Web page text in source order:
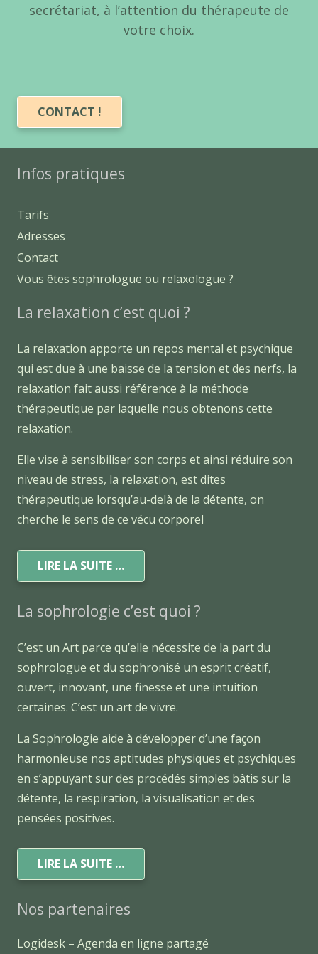
secrétariat, à l’attention du thérapeute de
votre choix.
CONTACT !
Infos pratiques
Tarifs
Adresses
Contact
Vous êtes sophrologue ou relaxologue ?
La relaxation c’est quoi ?
La relaxation apporte un repos mental et psychique
qui est due à une baisse de la tension et des nerfs, la
relaxation fait aussi référence à la méthode
thérapeutique par laquelle nous obtenons cette
relaxation.
Elle vise à sensibiliser son corps et ainsi réduire son
niveau de stress, la relaxation, est dites
thérapeutique lorsqu’au-delà de la détente, on
cherche le sens de ce vécu corporel
LIRE LA SUITE …
La sophrologie c’est quoi ?
C’est un Art parce qu’elle nécessite de la part du
sophrologue et du sophronisé un esprit créatif,
ouvert, innovant, une finesse et une intuition
certaines. C’est un art de vivre.
La Sophrologie aide à développer d’une façon
harmonieuse nos aptitudes physiques et psychiques
en s’appuyant sur des procédés simples bâtis sur la
détente, la respiration, la visualisation et des
pensées positives.
LIRE LA SUITE …
Nos partenaires
Logidesk – Agenda en ligne partagé